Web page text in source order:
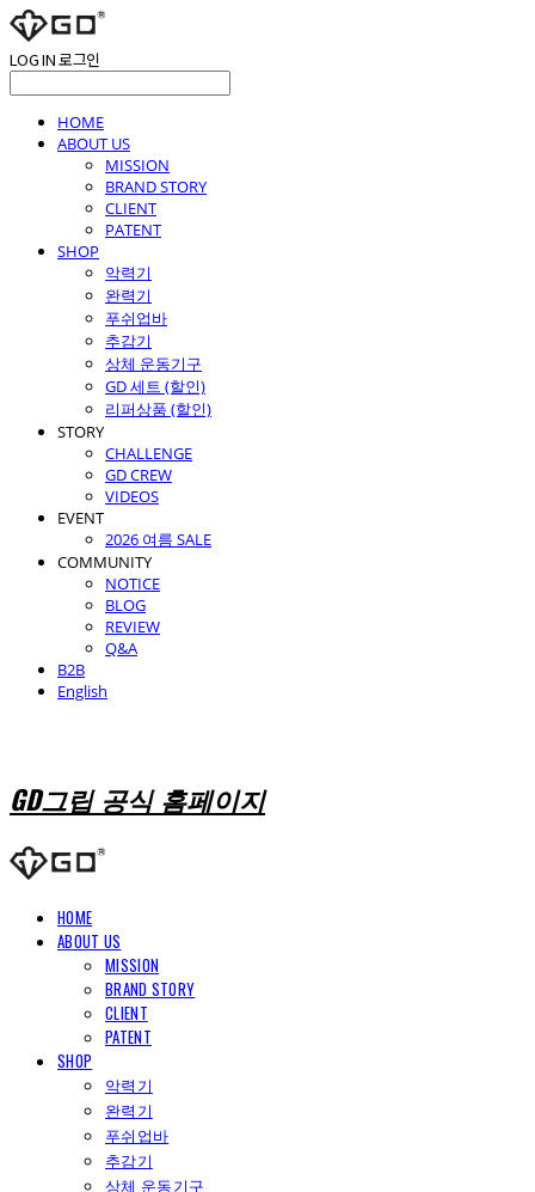
LOG IN로그인
HOME
ABOUT US
MISSION
BRAND STORY
CLIENT
PATENT
SHOP
악력기
완력기
푸쉬업바
추감기
상체 운동기구
GD 세트 (할인)
리퍼상품 (할인)
STORY
CHALLENGE
GD CREW
VIDEOS
EVENT
2026 여름 SALE
COMMUNITY
NOTICE
BLOG
REVIEW
Q&A
B2B
English
GD그립 공식 홈페이지
HOME
ABOUT US
MISSION
BRAND STORY
CLIENT
PATENT
SHOP
악력기
완력기
푸쉬업바
추감기
상체 운동기구